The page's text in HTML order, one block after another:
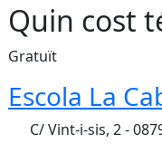
Quin cost
Gratuït
Escola La
C/ Vint-i-sis, 2 -